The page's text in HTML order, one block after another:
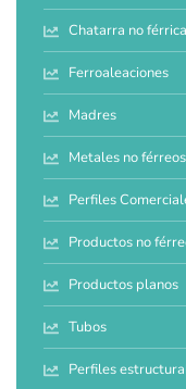
Chatarra no férrica
Ferroaleaciones
Madres
Metales no férreos
Perfiles
Productos no
Productos planos
Tubos
Perfiles